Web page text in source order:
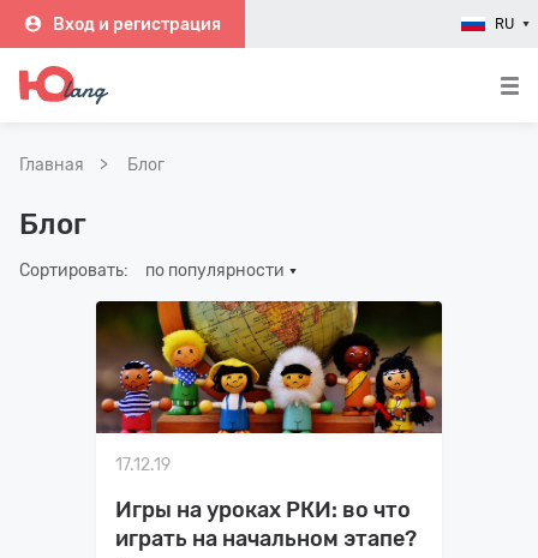
Вход и регистрация RU
Главная Блог
Блог
Сортировать: по популярности
17.12.19
Игры на уроках РКИ: во что
играть на начальном этапе?